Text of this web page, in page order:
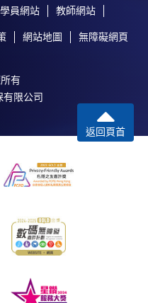
學員網站 教師網站
網站地圖 無障礙網頁
有
限公司
返回頁首